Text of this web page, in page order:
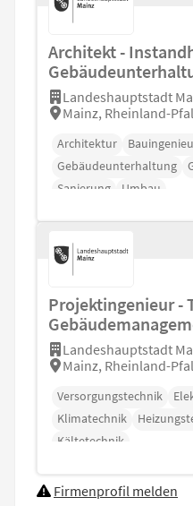
Architekt -
Landeshauptstadt
Mainz, Rheinland-
Architektur
Gebäudeunterhaltung
Sanierung
Umbau
Projektingenieur -
Landeshauptstadt
Mainz, Rheinland-
Versorgungstechnik
Klimatechnik
Kältetechnik
Firmenprofil melden